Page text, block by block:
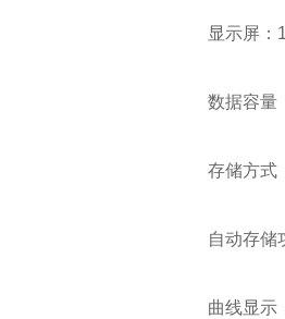
显示屏：
数据容量
存储方式
自动存储
曲线显示